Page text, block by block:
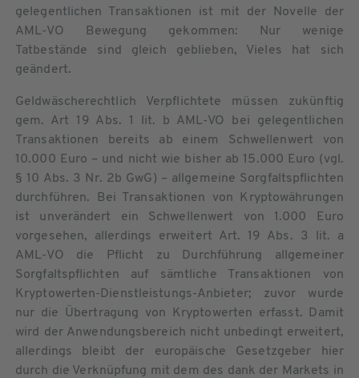
gelegentlichen Transaktionen ist mit der Novelle der
AML-VO Bewegung gekommen: Nur wenige
Tatbestände sind gleich geblieben, Vieles hat sich
geändert.
Geldwäscherechtlich Verpflichtete müssen zukünftig
gem. Art 19 Abs. 1 lit. b AML-VO bei gelegentlichen
Transaktionen bereits ab einem Schwellenwert von
10.000 Euro – und nicht wie bisher ab 15.000 Euro (vgl.
§ 10 Abs. 3 Nr. 2b GwG) – allgemeine Sorgfaltspflichten
durchführen. Bei Transaktionen von Kryptowährungen
ist unverändert ein Schwellenwert von 1.000 Euro
vorgesehen, allerdings erweitert Art. 19 Abs. 3 lit. a
AML-VO die Pflicht zu Durchführung allgemeiner
Sorgfaltspflichten auf sämtliche Transaktionen von
Kryptowerten-Dienstleistungs-Anbieter; zuvor wurde
nur die Übertragung von Kryptowerten erfasst. Damit
wird der Anwendungsbereich nicht unbedingt erweitert,
allerdings bleibt der europäische Gesetzgeber hier
durch die Verknüpfung mit dem des dank der Markets in